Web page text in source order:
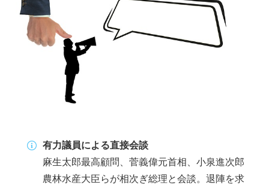
有力議員による直接会談
麻生太郎最高顧問、菅義偉元首相、小泉進次郎
農林水産大臣らが相次ぎ総理と会談。退陣を求